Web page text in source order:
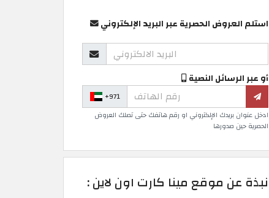
استلم العروض الحصرية عبر البريد الإلكتروني
أو عبر الرسائل النصية
+971
ادخل عنوان بريدك الإلكتروني او رقم هاتفك حتى تصلك العروض
الحصرية حين صدورها
نبذة عن موقع مينا كارت اون لاين :